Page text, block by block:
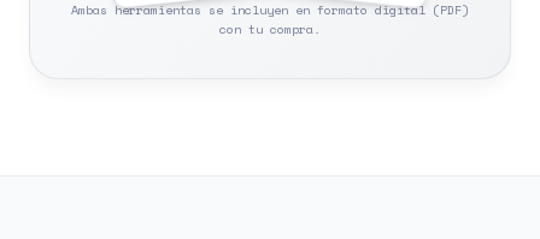
Ambas herramientas se incluyen en formato digital (PDF)
con tu compra.